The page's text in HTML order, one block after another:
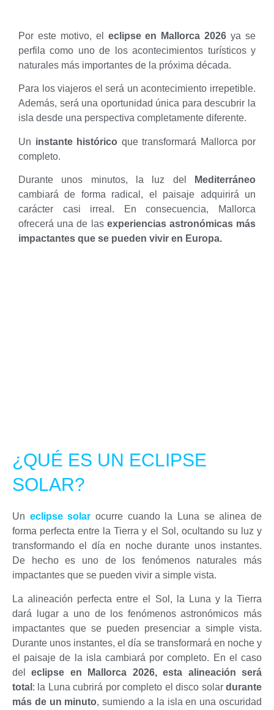
Por este motivo, el eclipse en Mallorca 2026 ya se
perfila como uno de los acontecimientos turísticos y
naturales más importantes de la próxima década.
Para los viajeros el será un acontecimiento irrepetible.
Además, será una oportunidad única para descubrir la
isla desde una perspectiva completamente diferente.
Un instante histórico que transformará Mallorca por
completo.
Durante unos minutos, la luz del
Mediterráneo
cambiará de forma radical, el paisaje adquirirá un
carácter casi irreal. En consecuencia, Mallorca
ofrecerá una de las experiencias astronómicas más
impactantes que se pueden vivir en Europa.
¿QUÉ ES UN ECLIPSE
SOLAR?
Un eclipse solar ocurre cuando la Luna se alinea de
forma perfecta entre la Tierra y el Sol, ocultando su luz y
transformando el día en noche durante unos instantes.
De hecho es uno de los fenómenos naturales más
impactantes que se pueden vivir a simple vista.
La alineación perfecta entre el Sol, la Luna y la Tierra
dará lugar a uno de los fenómenos astronómicos más
impactantes que se pueden presenciar a simple vista.
Durante unos instantes, el día se transformará en noche y
el paisaje de la isla cambiará por completo. En el caso
deleclipse en Mallorca 2026, esta alineación será
total : la Luna cubrirá por completo el disco solar durante
más de un minuto, sumiendo a la isla en una oscuridad